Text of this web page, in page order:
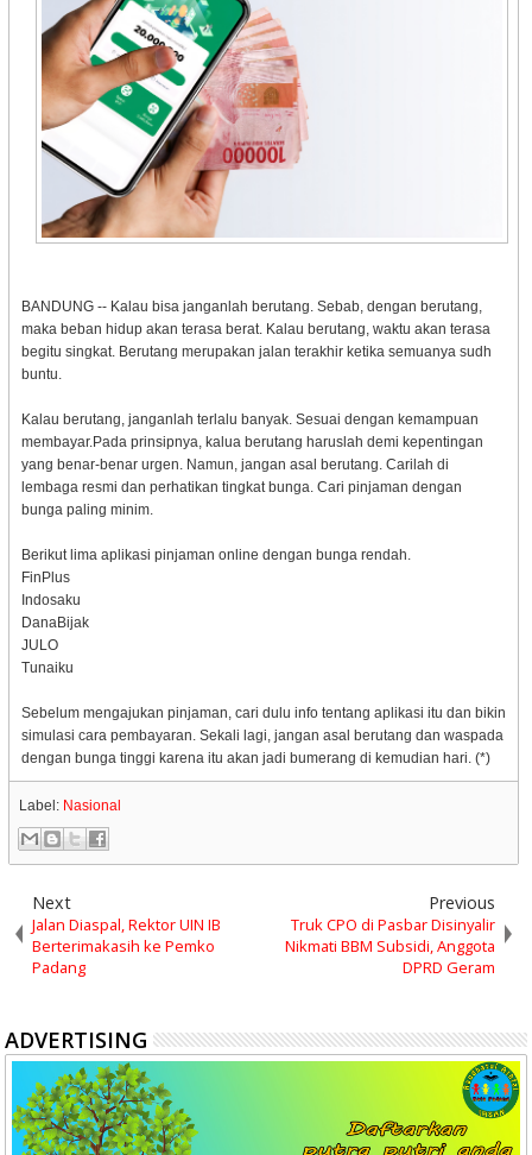
BANDUNG -- Kalau bisa janganlah berutang. Sebab, dengan berutang,
maka beban hidup akan terasa berat. Kalau berutang, waktu akan terasa
begitu singkat. Berutang merupakan jalan terakhir ketika semuanya sudh
buntu.
Kalau berutang, janganlah terlalu banyak. Sesuai dengan kemampuan
membayar.Pada prinsipnya, kalua berutang haruslah demi kepentingan
yang benar-benar urgen. Namun, jangan asal berutang. Carilah di
lembaga resmi dan perhatikan tingkat bunga. Cari pinjaman dengan
bunga paling minim.
Berikut lima aplikasi pinjaman online dengan bunga rendah.
FinPlus
Indosaku
DanaBijak
JULO
Tunaiku
Sebelum mengajukan pinjaman, cari dulu info tentang aplikasi itu dan bikin
simulasi cara pembayaran. Sekali lagi, jangan asal berutang dan waspada
dengan bunga tinggi karena itu akan jadi bumerang di kemudian hari. (*)
Label: Nasional
Next
Jalan Diaspal, Rektor UIN IB
Berterimakasih ke Pemko
Padang
Previous
Truk CPO di Pasbar Disinyalir
Nikmati BBM Subsidi, Anggota
DPRD Geram
ADVERTISING